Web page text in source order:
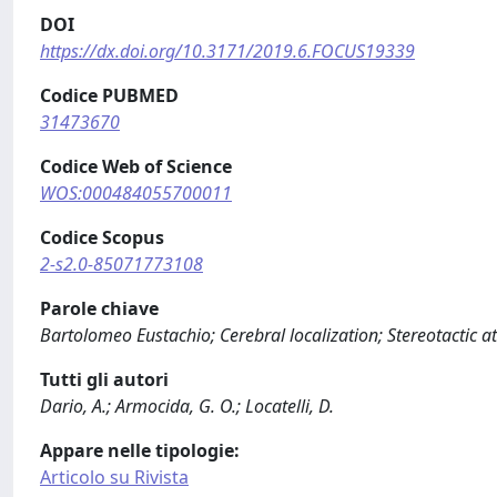
DOI
https://dx.doi.org/10.3171/2019.6.FOCUS19339
Codice PUBMED
31473670
Codice Web of Science
WOS:000484055700011
Codice Scopus
2-s2.0-85071773108
Parole chiave
Bartolomeo Eustachio; Cerebral localization; Stereotactic
Tutti gli autori
Dario, A.; Armocida, G. O.; Locatelli, D.
Appare nelle tipologie:
Articolo su Rivista